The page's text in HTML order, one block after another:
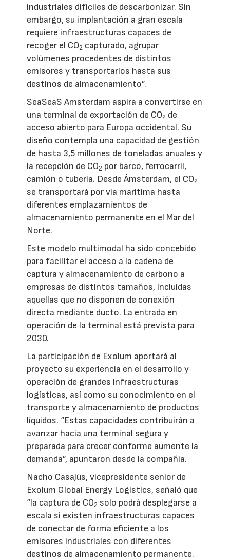
industriales difíciles de descarbonizar. Sin
embargo, su implantación a gran escala
requiere infraestructuras capaces de
recoger el CO2 capturado, agrupar
volúmenes procedentes de distintos
emisores y transportarlos hasta sus
destinos de almacenamiento”.
SeaSeaS Amsterdam aspira a convertirse en
una terminal de exportación de CO2 de
acceso abierto para Europa occidental. Su
diseño contempla una capacidad de gestión
de hasta 3,5 millones de toneladas anuales y
la recepción de CO2 por barco, ferrocarril,
camión o tubería. Desde Ámsterdam, el CO2
se transportará por vía marítima hasta
diferentes emplazamientos de
almacenamiento permanente en el Mar del
Norte.
Este modelo multimodal ha sido concebido
para facilitar el acceso a la cadena de
captura y almacenamiento de carbono a
empresas de distintos tamaños, incluidas
aquellas que no disponen de conexión
directa mediante ducto. La entrada en
operación de la terminal está prevista para
2030.
La participación de Exolum aportará al
proyecto su experiencia en el desarrollo y
operación de grandes infraestructuras
logísticas, así como su conocimiento en el
transporte y almacenamiento de productos
líquidos. “Estas capacidades contribuirán a
avanzar hacia una terminal segura y
preparada para crecer conforme aumente la
demanda”, apuntaron desde la compañía.
Nacho Casajús, vicepresidente senior de
Exolum Global Energy Logistics, señaló que
“la captura de CO2 solo podrá desplegarse a
escala si existen infraestructuras capaces
de conectar de forma eficiente a los
emisores industriales con diferentes
destinos de almacenamiento permanente.